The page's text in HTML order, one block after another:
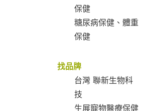
保健
糖尿病保健、體重
保健
找品牌
台灣 聯新生物科
技
生展寵物醫療保健